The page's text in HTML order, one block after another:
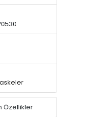
Özellikler